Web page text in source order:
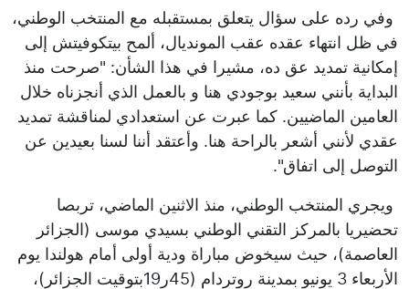
وفي رده على سؤال يتعلق بمستقبله مع المنتخب الوطني،
في ظل انتهاء عقده عقب المونديال، ألمح بيتكوفيتش إلى
إمكانية تمديد عق ده، مشيرا في هذا الشأن: "صرحت منذ
البداية بأنني سعيد بوجودي هنا و بالعمل الذي أنجزناه خلال
العامين الماضيين. كما عبرت عن استعدادي لمناقشة تمديد
عقدي لأنني أشعر بالراحة هنا. وأعتقد أننا لسنا بعيدين عن
التوصل إلى اتفاق".
ويجري المنتخب الوطني، منذ الاثنين الماضي، تربصا
تحضيريا بالمركز التقني الوطني بسيدي موسى (الجزائر
العاصمة)، حيث سيخوض مباراة ودية أولى أمام هولندا يوم
الأربعاء 3 يونيو بمدينة روتردام (45ر19بتوقيت الجزائر)،